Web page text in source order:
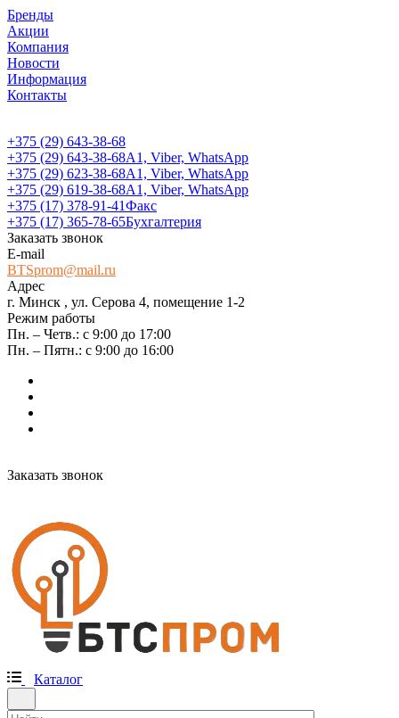
Бренды
Акции
Компания
Новости
Информация
Контакты
+375 (29) 643-38-68
+375 (29) 643-38-68А1, Viber, WhatsApp
+375 (29) 623-38-68А1, Viber, WhatsApp
+375 (29) 619-38-68А1, Viber, WhatsApp
+375 (17) 378-91-41Факс
+375 (17) 365-78-65Бухгалтерия
Заказать звонок
E-mail
BTSprom@mail.ru
Адрес
г. Минск , ул. Серова 4, помещение 1-2
Режим работы
Пн. – Четв.: с 9:00 до 17:00
Пн. – Пятн.: с 9:00 до 16:00
Заказать звонок
Каталог